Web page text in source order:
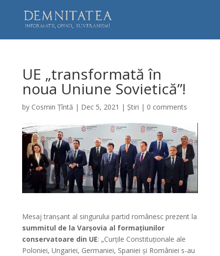
UE „transformată în
noua Uniune Sovietică”!
by Cosmin Țîntă | Dec 5, 2021 | Știri | 0 comments
Mesaj tranșant al singurului partid românesc prezent la
summitul de la Varșovia al formațiunilor
conservatoare din UE: „Curțile Constituționale ale
Poloniei, Ungariei, Germaniei, Spaniei și României s-au